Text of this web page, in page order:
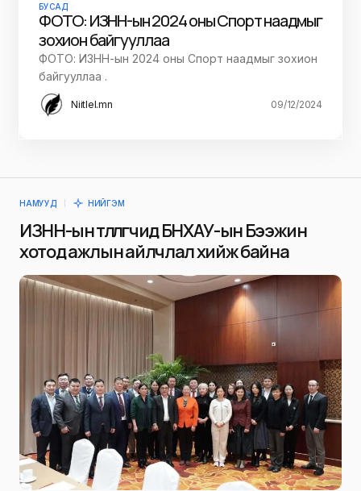
БУСАД
ФОТО: ИЗНН-ын 2024 оны Спорт наадмыг
зохион байгууллаа
ФОТО: ИЗНН-ын 2024 оны Спорт наадмыг зохион
байгууллаа .
Niitlel.mn 09/12/2024
НАМУУД НИЙГЭМ
ИЗНН-ын төлөөлөгчид БНХАУ-ын Бээжин
хотод ажлын айлчлал хийж байна